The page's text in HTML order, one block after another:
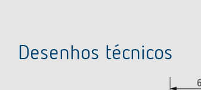
Desenhos técnicos